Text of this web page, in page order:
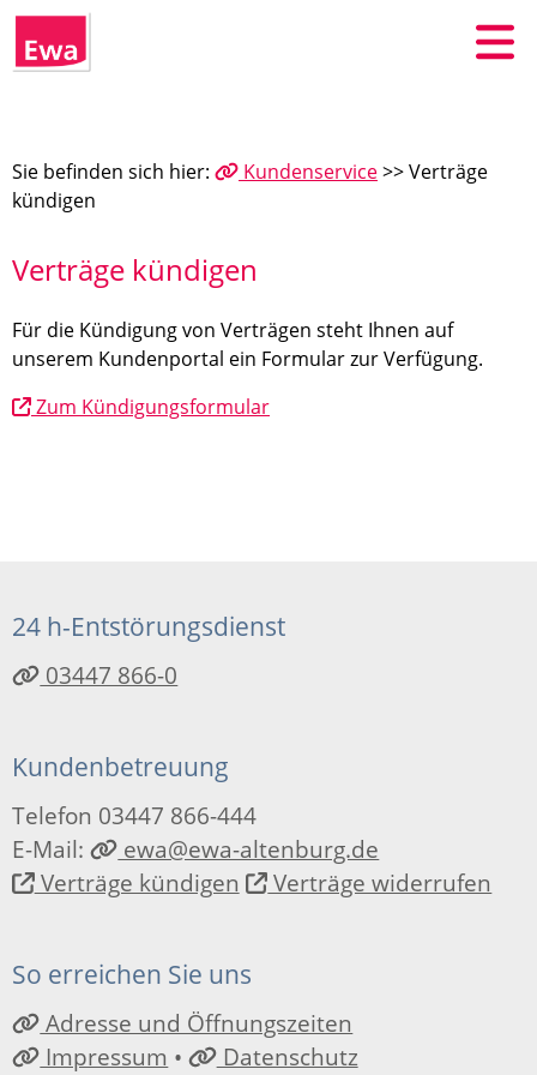
Sie befinden sich hier: Kundenservice>> Verträge
kündigen
Verträge kündigen
Für die Kündigung von Verträgen steht Ihnen auf
unserem Kundenportal ein Formular zur Verfügung.
Zum Kündigungsformular
24 h-Entstörungsdienst
03447 866-0
Kundenbetreuung
Telefon 03447 866-444
E-Mail:
ewa@ewa-altenburg.de
Verträge kündigen
Verträge widerrufen
So erreichen Sie uns
Adresse und Öffnungszeiten
Impressum • Datenschutz